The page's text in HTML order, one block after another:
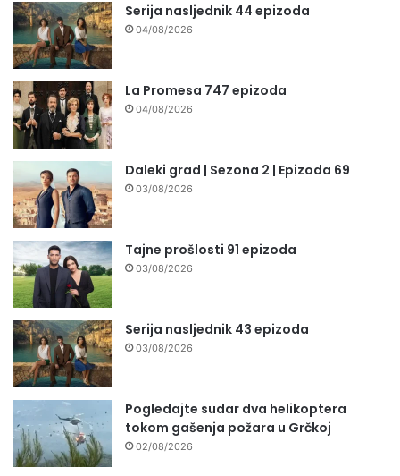
Serija nasljednik 44 epizoda
04/08/2026
La Promesa 747 epizoda
04/08/2026
Daleki grad | Sezona 2 | Epizoda 69
03/08/2026
Tajne prošlosti 91 epizoda
03/08/2026
Serija nasljednik 43 epizoda
03/08/2026
Pogledajte sudar dva helikoptera
tokom gašenja požara u Grčkoj
02/08/2026